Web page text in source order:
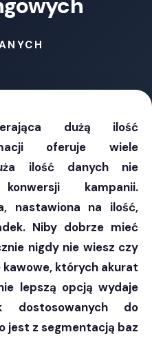
dużą ilość
oferuje wiele
ilość danych nie
kampanii.
nastawiona na ilość,
Niby dobrze mieć
nigdy nie wiesz czy
których akurat
lepszą opcją wydaje
dostosowanych do
jest z segmentacją baz